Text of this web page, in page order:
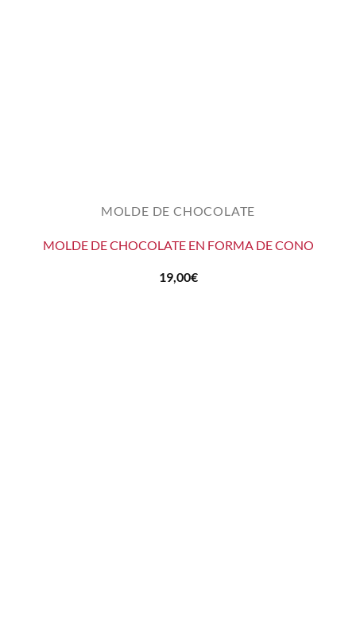
MOLDE DE CHOCOLATE
MOLDE DE CHOCOLATE EN FORMA DE CONO
19,00€